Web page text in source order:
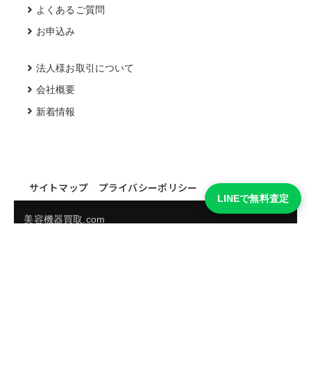
よくあるご質問
お申込み
法人様お取引について
会社概要
新着情報
サイトマップ プライバシーポリシー
美容機器買取.com
LINEで無料査定